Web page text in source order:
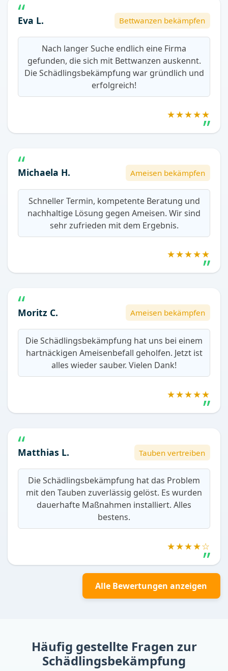
Eva L. Bettwanzen bekämpfen
Nach langer Suche endlich eine Firma
gefunden, die sich mit Bettwanzen auskennt.
Die Schädlingsbekämpfung war gründlich und
erfolgreich!
★★★★★
Michaela H. Ameisen bekämpfen
Schneller Termin, kompetente Beratung und
nachhaltige Lösung gegen Ameisen. Wir sind
sehr zufrieden mit dem Ergebnis.
★★★★★
Moritz C. Ameisen bekämpfen
Die Schädlingsbekämpfung hat uns bei einem
hartnäckigen Ameisenbefall geholfen. Jetzt ist
alles wieder sauber. Vielen Dank!
★★★★★
Matthias L. Tauben vertreiben
Die Schädlingsbekämpfung hat das Problem
mit den Tauben zuverlässig gelöst. Es wurden
dauerhafte Maßnahmen installiert. Alles
bestens.
★★★★☆
Alle Bewertungen anzeigen
Häufig gestellte Fragen zur
Schädlingsbekämpfung